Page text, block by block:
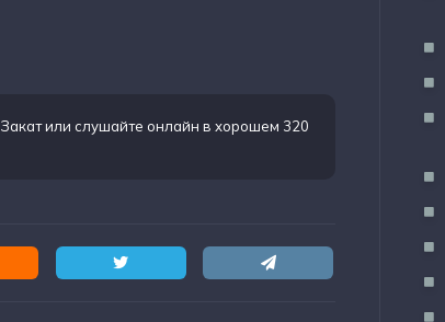
или слушайте онлайн в хорошем 320